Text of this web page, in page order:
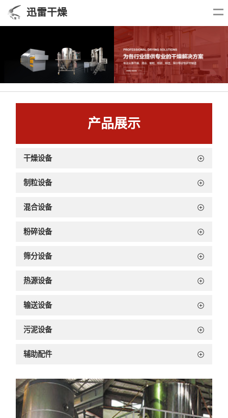
迅雷干燥
产品展示
干燥设备
制粒设备
混合设备
粉碎设备
筛分设备
热源设备
输送设备
污泥设备
辅助配件